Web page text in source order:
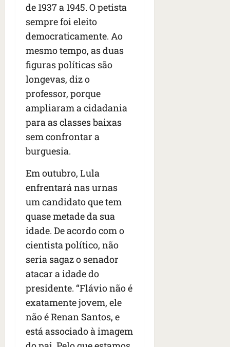
de 1937 a 1945. O petista
sempre foi eleito
democraticamente. Ao
mesmo tempo, as duas
figuras políticas são
longevas, diz o
professor, porque
ampliaram a cidadania
para as classes baixas
sem confrontar a
burguesia.
Em outubro, Lula
enfrentará nas urnas
um candidato que tem
quase metade da sua
idade. De acordo com o
cientista político, não
seria sagaz o senador
atacar a idade do
presidente. “Flávio não é
exatamente jovem, ele
não é Renan Santos, e
está associado à imagem